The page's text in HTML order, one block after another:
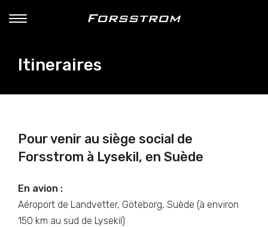
Itineraires
Pour venir au siège social de
Forsstrom à Lysekil, en Suède
En avion :
Aéroport de Landvetter, Göteborg, Suède (à environ
150 km au sud de Lysekil)